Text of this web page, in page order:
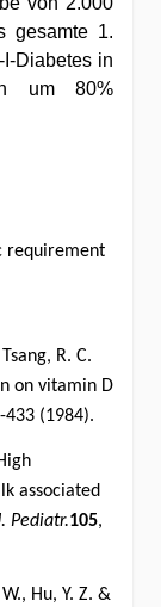
gesamte 1.
Diabetes in
um 80%
requirement
R. C.
on vitamin D
433 (1984).
associated
Pediatr.105,
Hu, Y. Z. &